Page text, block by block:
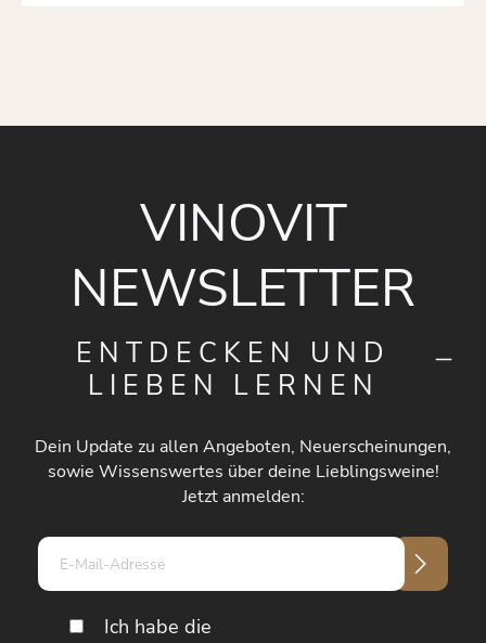
VINOVIT
NEWSLETTER
ENTDECKEN UND
LIEBEN LERNEN
Dein Update zu allen Angeboten, Neuerscheinungen,
sowie Wissenswertes über deine Lieblingsweine!
Jetzt anmelden:
Adresse*
Ich habe die